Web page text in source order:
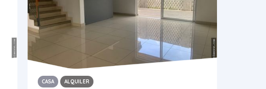
CASA ALQUILER